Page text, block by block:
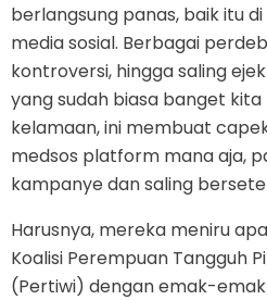
berlangsung panas, baik itu
media sosial. Berbagai
kontroversi, hingga saling
yang sudah biasa banget
kelamaan, ini membuat
medsos platform mana aja,
kampanye dan saling
Harusnya, mereka meniru
Koalisi Perempuan Tangguh
(Pertiwi) dengan emak-